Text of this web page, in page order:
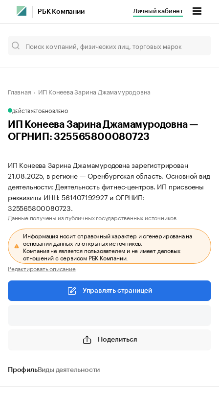
РБК Компании Личный кабинет
Главная ИП Конеева Зарина Джамамуродовна
ДЕЙСТВУЕТОБНОВЛЕНО
ИП Конеева Зарина Джамамуродовна —
ОГРНИП: 325565800080723
ИП Конеева Зарина Джамамуродовна зарегистрирован
21.08.2025, в регионе — Оренбургская область. Основной вид
деятельности: Деятельность фитнес-центров. ИП присвоены
реквизиты ИНН: 561407192927 и ОГРНИП:
325565800080723.
Данные получены из публичных государственных источников.
Информация носит справочный характер и сгенерирована на
основании данных из открытых источников.
Компания не является пользователем и не имеет деловых
отношений с сервисом РБК Компании.
Редактировать описание
Управлять страницей
Поделиться
ПрофильВиды деятельности